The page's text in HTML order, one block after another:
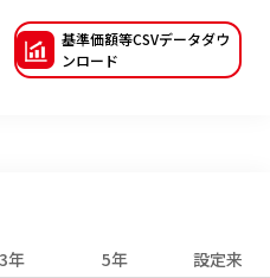
基準価額等CSVデータダウ
ンロード
3年 5年 設定来